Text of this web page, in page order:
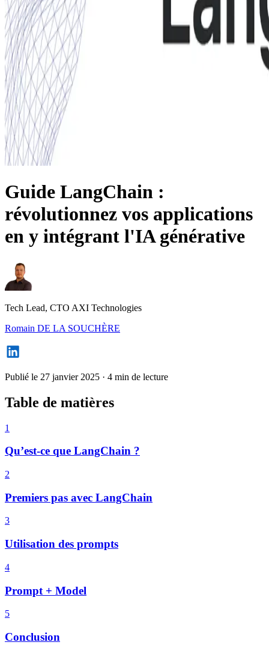
Guide LangChain :
révolutionnez vos applications
en y intégrant l'IA générative
Tech Lead, CTO AXI Technologies
Romain DE LA SOUCHÈRE
Publié le 27 janvier 2025 · 4 min de lecture
Table de matières
1
Qu’est-ce que LangChain ?
2
Premiers pas avec LangChain
3
Utilisation des prompts
4
Prompt + Model
5
Conclusion